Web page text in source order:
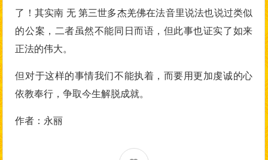
了！其实南 无 第三世多杰羌佛在法音里说法也说过类似
的公案，二者虽然不能同日而语，但此事也证实了如来
正法的伟大。
但对于这样的事情我们不能执着，而要用更加虔诚的心
依教奉行，争取今生解脱成就。
作者：永丽